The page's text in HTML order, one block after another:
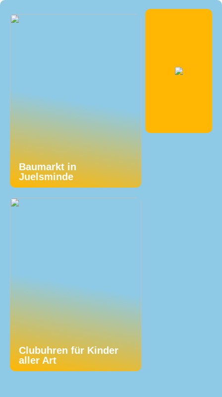
Baumarkt in
Juelsminde
Clubuhren für Kinder
aller Art